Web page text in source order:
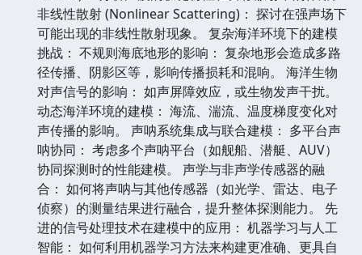
非线性散射 (Nonlinear Scattering)： 探讨在强声场下
可能出现的非线性散射现象。 复杂海洋环境下的建模
挑战： 不规则海底地形的影响： 复杂地形会造成多路
径传播、阴影区等，影响传播损耗和混响。 海洋生物
对声信号的影响： 如声屏障效应，或生物发声干扰。
动态海洋环境的建模： 海流、湍流、温度梯度变化对
声传播的影响。 声呐系统集成与联合建模： 多平台声
呐协同： 考虑多个声呐平台（如舰船、潜艇、AUV）
协同探测时的性能建模。 声学与非声学传感器的融
合： 如何将声呐与其他传感器（如光学、雷达、电子
侦察）的测量结果进行融合，提升整体探测能力。 先
进的信号处理技术在建模中的应用： 机器学习与人工
智能： 如何利用机器学习方法来构建更准确、更具自